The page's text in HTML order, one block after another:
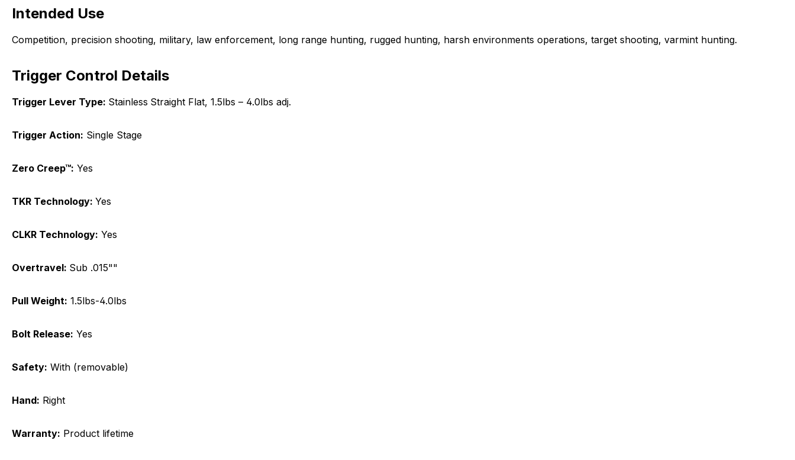
Intended Use
Competition, precision shooting, military, law enforcement, long range hunting, rugged hunting, harsh environments operations, target shooting, varmint hunting.
Trigger Control Details
Trigger Lever Type: Stainless Straight Flat, 1.5lbs – 4.0lbs adj.
Trigger Action: Single Stage
Zero Creep™: Yes
TKR Technology: Yes
CLKR Technology: Yes
Overtravel: Sub .015""
Pull Weight: 1.5lbs-4.0lbs
Bolt Release: Yes
Safety: With (removable)
Hand: Right
Warranty: Product lifetime